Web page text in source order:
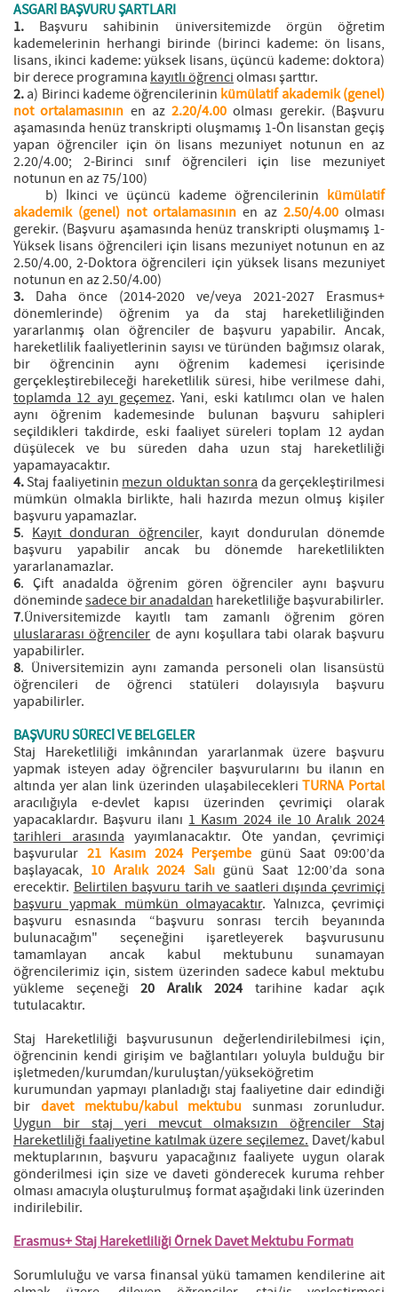
ASGARİ BAŞVURU ŞARTLARI
1. Başvuru sahibinin üniversitemizde örgün öğretim
kademelerinin herhangi birinde (birinci kademe: ön lisans,
lisans, ikinci kademe: yüksek lisans, üçüncü kademe: doktora)
bir derece programına kayıtlı öğrenciolması şarttır.
2.a) Birinci kademe öğrencilerinin kümülatif akademik (genel)
not ortalamasının en az 2.20/4.00 olması gerekir. (Başvuru
aşamasında henüz transkripti oluşmamış 1-Ön lisanstan geçiş
yapan öğrenciler için ön lisans mezuniyet notunun en az
2.20/4.00; 2-Birinci sınıf öğrencileri için lise mezuniyet
notunun en az 75/100)
b) İkinci ve üçüncü kademe öğrencilerinin kümülatif
akademik (genel) not ortalamasının en az 2.50/4.00 olması
gerekir. (Başvuru aşamasında henüz transkripti oluşmamış 1-
Yüksek lisans öğrencileri için lisans mezuniyet notunun en az
2.50/4.00, 2-Doktora öğrencileri için yüksek lisans mezuniyet
notunun en az 2.50/4.00)
3. Daha önce (2014-2020 ve/veya 2021-2027 Erasmus+
dönemlerinde) öğrenim ya da staj hareketliliğinden
yararlanmış olan öğrenciler de başvuru yapabilir. Ancak,
hareketlilik faaliyetlerinin sayısı ve türünden bağımsız olarak,
bir öğrencinin aynı öğrenim kademesi içerisinde
gerçekleştirebileceği hareketlilik süresi, hibe verilmese dahi,
toplamda 12 ayı geçemez. Yani, eski katılımcı olan ve halen
aynı öğrenim kademesinde bulunan başvuru sahipleri
seçildikleri takdirde, eski faaliyet süreleri toplam 12 aydan
düşülecek ve bu süreden daha uzun staj hareketliliği
yapamayacaktır.
4.Staj faaliyetinin mezun olduktan sonra da gerçekleştirilmesi
mümkün olmakla birlikte, hali hazırda mezun olmuş kişiler
başvuru yapamazlar.
5. Kayıt donduran öğrenciler, kayıt dondurulan dönemde
başvuru yapabilir ancak bu dönemde hareketlilikten
yararlanamazlar.
6. Çift anadalda öğrenim gören öğrenciler aynı başvuru
dönemindesadece bir anadaldan hareketliliğe başvurabilirler.
7.Üniversitemizde kayıtlı tam zamanlı öğrenim gören
uluslararası öğrenciler de aynı koşullara tabi olarak başvuru
yapabilirler.
8. Üniversitemizin aynı zamanda personeli olan lisansüstü
öğrencileri de öğrenci statüleri dolayısıyla başvuru
yapabilirler.
BAŞVURU SÜRECİ VE BELGELER
Staj Hareketliliği imkânından yararlanmak üzere başvuru
yapmak isteyen aday öğrenciler başvurularını bu ilanın en
altında yer alan link üzerinden ulaşabilecekleriTURNA Portal
aracılığıyla e-devlet kapısı üzerinden çevrimiçi olarak
yapacaklardır. Başvuru ilanı 1 Kasım 2024 ile 10 Aralık 2024
tarihleri arasında yayımlanacaktır. Öte yandan, çevrimiçi
başvurular 21 Kasım 2024 Perşembe günü Saat 09:00’da
başlayacak, 10 Aralık 2024 Salı günü Saat 12:00’da sona
erecektir. Belirtilen başvuru tarih ve saatleri dışında çevrimiçi
başvuru yapmak mümkün olmayacaktır. Yalnızca, çevrimiçi
başvuru esnasında “başvuru sonrası tercih beyanında
bulunacağım" seçeneğini işaretleyerek başvurusunu
tamamlayan ancak kabul mektubunu sunamayan
öğrencilerimiz için, sistem üzerinden sadece kabul mektubu
yükleme seçeneği20 Aralık 2024tarihine kadar açık
tutulacaktır.
Staj Hareketliliği başvurusunun değerlendirilebilmesi için,
öğrencinin kendi girişim ve bağlantıları yoluyla bulduğu bir
işletmeden/kurumdan/kuruluştan/yükseköğretim
kurumundan yapmayı planladığı staj faaliyetine dair edindiği
bir davet mektubu/kabul mektubu sunması zorunludur.
Uygun bir staj yeri mevcut olmaksızın öğrenciler Staj
Hareketliliği faaliyetine katılmak üzere seçilemez. Davet/kabul
mektuplarının, başvuru yapacağınız faaliyete uygun olarak
gönderilmesi için size ve daveti gönderecek kuruma rehber
olması amacıyla oluşturulmuş format aşağıdaki link üzerinden
indirilebilir.
Erasmus+ Staj Hareketliliği Örnek Davet Mektubu Formatı
Sorumluluğu ve varsa finansal yükü tamamen kendilerine ait